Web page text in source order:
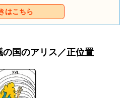
て、そわそわしているようです
しゃべりを通して、あなただけの
つかんでくださいね。
はこちら
国のアリス／正位置